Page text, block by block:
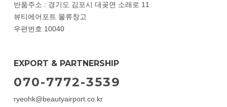
반품주소 : 경기도 김포시 대곶면 소래로 11
뷰티에어포트 물류창고
우편번호 10040
EXPORT & PARTNERSHIP
070-7772-3539
ryeohk@beautyairport.co.kr